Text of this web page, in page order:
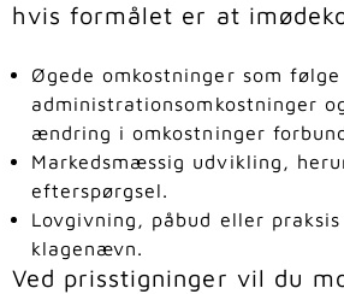
hvis formålet er at
Øgede omkostninger som
administrationsomkostninger
ændring i omkostninger
Markedsmæssig udvikling,
efterspørgsel.
Lovgivning, påbud eller
klagenævn.
Ved prisstigninger vil du